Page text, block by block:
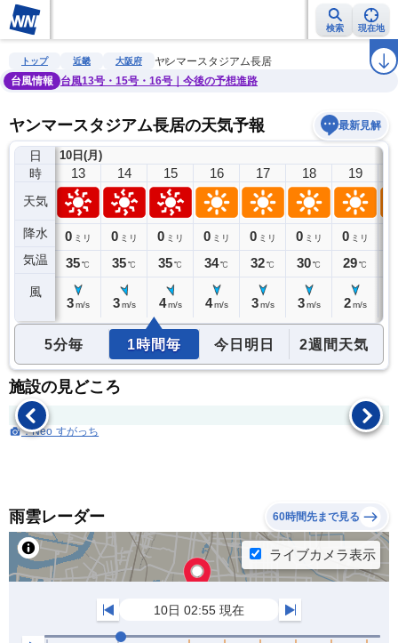
検索 現在地
雨雲レーダー 台風情報 地震情報 警報・注意報 ラ
トップ 近畿 大阪府
ヤンマースタジアム長居
台風情報
台風13号・15号・16号｜今後の予想進路
ヤンマースタジアム長居の天気予報 最新見解
日
時
天気
降水
気温
風
10日(月)
12
0ミリ
34℃
13
0 ミリ
35℃
3 m/s
14
0 ミリ
35℃
3 m/s
15
0 ミリ
35℃
4 m/s
16
0 ミリ
34℃
4 m/s
17
0 ミリ
32℃
3 m/s
18
0 ミリ
30℃
3 m/s
19
0 ミリ
29℃
2 m/s
5分毎 1時間毎 今日明日 2週間天気
施設の見どころ
：Neo すがっち
雨雲レーダー 60時間先まで見る